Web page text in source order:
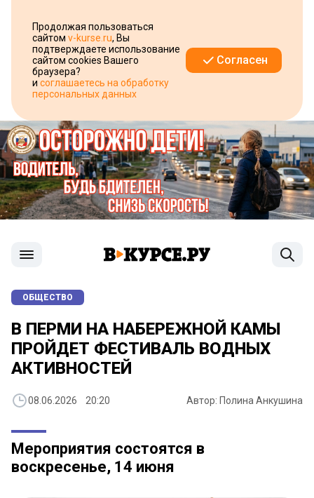
Продолжая пользоваться
сайтом v-kurse.ru, Вы
подтверждаете использование
сайтом cookies Вашего
браузера?
и соглашаетесь на обработку
персональных данных
Согласен
ОБЩЕСТВО
​В ПЕРМИ НА НАБЕРЕЖНОЙ КАМЫ
ПРОЙДЕТ ФЕСТИВАЛЬ ВОДНЫХ
АКТИВНОСТЕЙ
08.06.2026 20:20 Автор: Полина Анкушина
Мероприятия состоятся в
воскресенье, 14 июня